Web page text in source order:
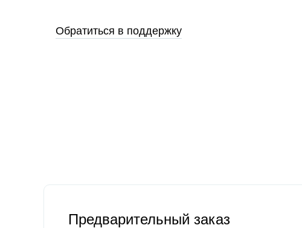
Обратиться в поддержку
Предварительный заказ